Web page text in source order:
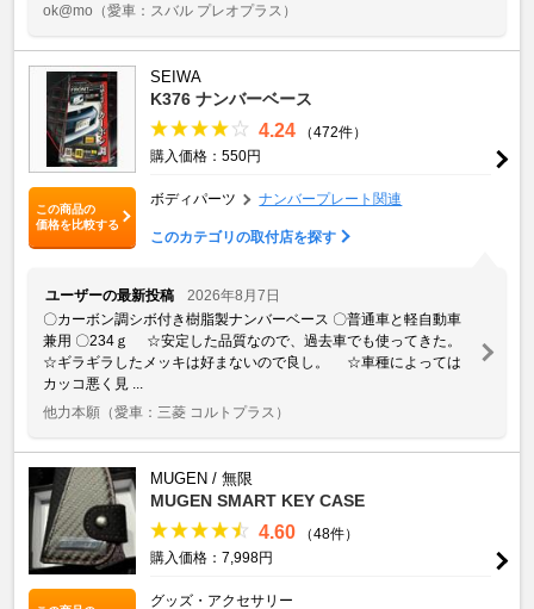
ok@mo （愛車：スバル プレオプラス）
この商品の
価格を比較する
SEIWA
K376 ナンバーベース
4.24
（472件）
購入価格：550円
ボディパーツ ナンバープレート関連
このカテゴリの取付店を探す
ユーザーの最新投稿
2026年8月7日
〇カーボン調シボ付き樹脂製ナンバーベース 〇普通車と軽自動車
兼用 〇234ｇ ☆安定した品質なので、過去車でも使ってきた。
☆ギラギラしたメッキは好まないので良し。 ☆車種によっては
カッコ悪く見 ...
他力本願 （愛車：三菱 コルトプラス）
MUGEN / 無限
MUGEN SMART KEY CASE
4.60
（48件）
購入価格：7,998円
グッズ・アクセサリー